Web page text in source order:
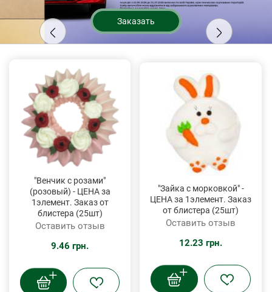
Заказать
"Венчик с розами"
(розовый) - ЦЕНА за
1элемент. Заказ от
блистера (25шт)
Оставить отзыв
9.46 грн.
"Зайка с морковкой" -
ЦЕНА за 1элемент. Заказ
от блистера (25шт)
Оставить отзыв
12.23 грн.